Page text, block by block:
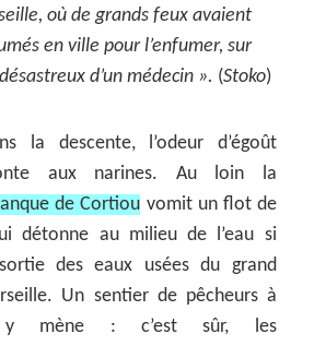
où de grands feux avaient
en ville pour l’enfumer, sur
d’un médecin ». (Stoko)
la descente, l’odeur d’égoût
aux narines. Au loin la
de Cortiou vomit un flot de
détonne au milieu de l’eau si
des eaux usées du grand
Un sentier de pêcheurs à
y mène : c’est sûr, les